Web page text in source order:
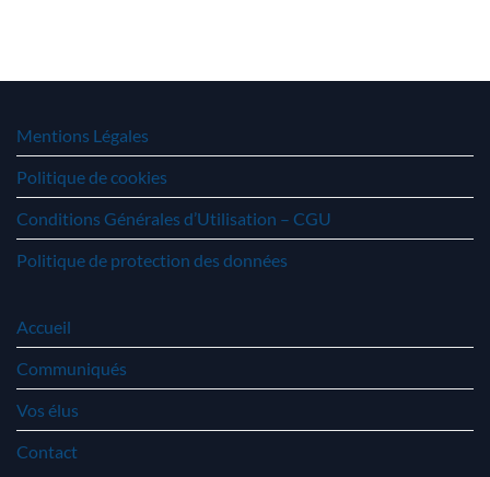
Mentions Légales
Politique de cookies
Conditions Générales d’Utilisation – CGU
Politique de protection des données
Accueil
Communiqués
Vos élus
Contact